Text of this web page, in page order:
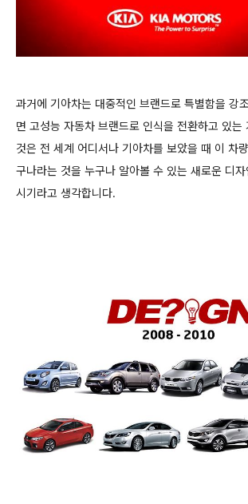
과거에 기아차는 대중적인 브랜드로 특별함을 강
면 고성능 자동차 브랜드로 인식을 전환하고 있는
것은 전 세계 어디서나 기아차를 보았을 때 이 차
구나라는 것을 누구나 알아볼 수 있는 새로운 디
시기라고 생각합니다.